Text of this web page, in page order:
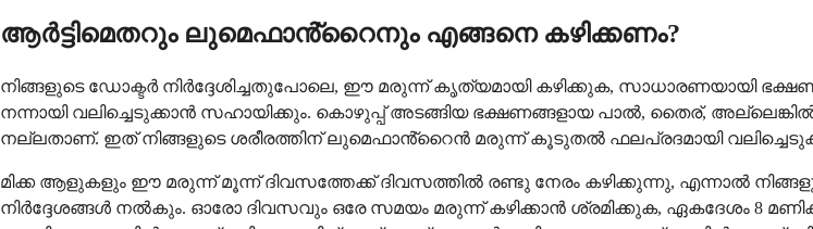
ആർട്ടിമെതറും ലുമെഫാൻ്റൈനും എങ്ങനെ കഴിക്കണം?
നിങ്ങളുടെ ഡോക്ടർ നിർദ്ദേശിച്ചതുപോലെ, ഈ മരുന്ന് കൃത്യമായി കഴിക്കുക, സാധാരണയായി
നന്നായി വലിച്ചെടുക്കാൻ സഹായിക്കും. കൊഴുപ്പ് അടങ്ങിയ ഭക്ഷണങ്ങളായ പാൽ, തൈര്,
നല്ലതാണ്. ഇത് നിങ്ങളുടെ ശരീരത്തിന് ലുമെഫാൻ്റൈൻ മരുന്ന് കൂടുതൽ ഫലപ്രദമായി
മിക്ക ആളുകളും ഈ മരുന്ന് മൂന്ന് ദിവസത്തേക്ക് ദിവസത്തിൽ രണ്ടു നേരം കഴിക്കുന്നു, എന്നാൽ
നിർദ്ദേശങ്ങൾ നൽകും. ഓരോ ദിവസവും ഒരേ സമയം മരുന്ന് കഴിക്കാൻ ശ്രമിക്കുക, ഏകദേശം 8